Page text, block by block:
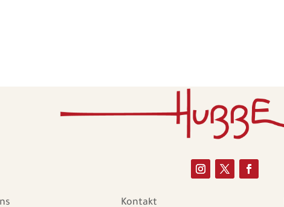
Kontakt